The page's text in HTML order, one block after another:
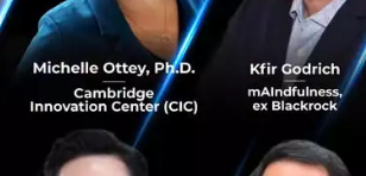
ปลีกยุคใหม่ และเทคโนโลยีก็เป็นส่วนป
นี้” คุณศุภลักษณ์ อัมพุช ประธาน กรรมก
รุ๊ป ต้องการเป็นจุดหมาย Retail-
คลที่ไร้ขีดจำกัดให้กับทุกคนในครอบครั